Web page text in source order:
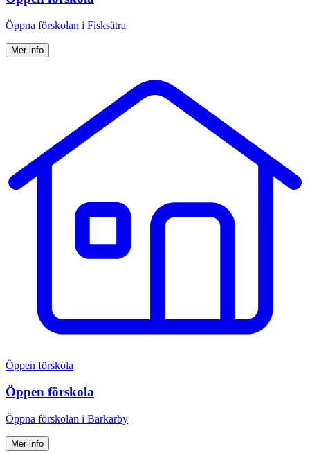
Öppna förskolan i Fisksätra
Mer info
Öppen förskola
Öppen förskola
Öppna för­skolan i Barkarby
Mer info